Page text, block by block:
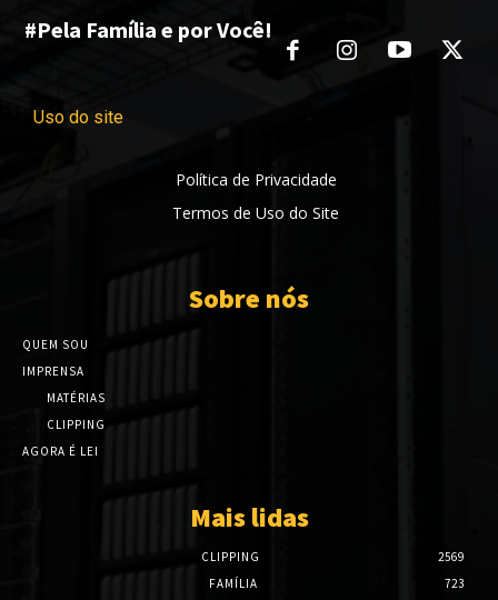
#Pela Família e por Você!
Uso do site
Política de Privacidade
Termos de Uso do Site
Sobre nós
QUEM SOU
IMPRENSA
MATÉRIAS
CLIPPING
AGORA É LEI
Mais lidas
CLIPPING
2569
FAMÍLIA
723